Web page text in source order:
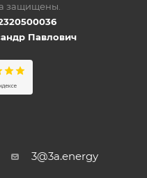
защищены.
Павлович
3@3a.energy